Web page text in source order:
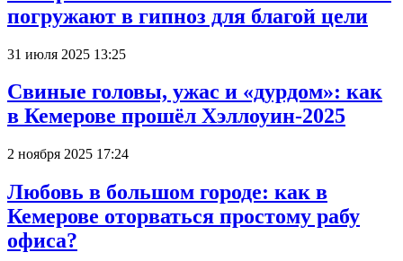
погружают в гипноз для благой цели
31 июля 2025 13:25
Свиные головы, ужас и «дурдом»: как
в Кемерове прошёл Хэллоуин-2025
2 ноября 2025 17:24
Любовь в большом городе: как в
Кемерове оторваться простому рабу
офиса?